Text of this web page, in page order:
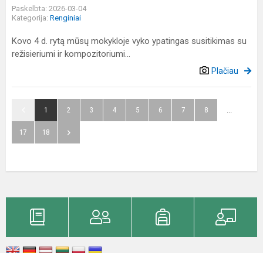
Paskelbta: 2026-03-04
Kategorija: Renginiai
Kovo 4 d. rytą mūsų mokykloje vyko ypatingas susitikimas su
režisieriumi ir kompozitoriumi...
Plačiau
1 2 3 4 5 6 7 8 ...
17 18